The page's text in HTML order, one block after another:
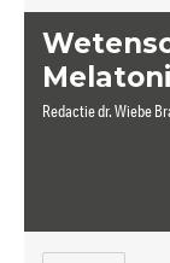
Redactie dr. Wiebe